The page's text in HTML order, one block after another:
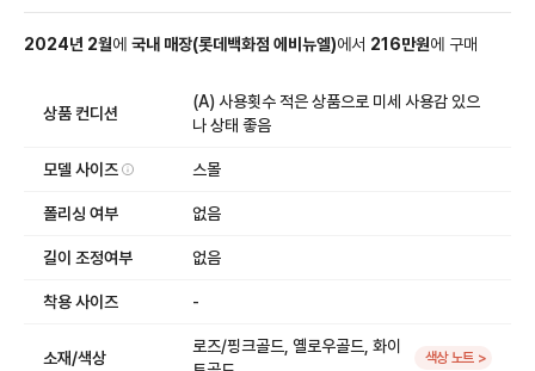
2024년 2월에 국내 매장(롯데백화점 에비뉴엘)에서 216만원에 구매
상품 컨디션
(A) 사용횟수 적은 상품으로 미세 사용감 있으
나 상태 좋음
모델 사이즈 스몰
폴리싱 여부 없음
길이 조정여부 없음
착용 사이즈 -
소재/색상
로즈/핑크골드, 옐로우골드, 화이
색상 노트 >